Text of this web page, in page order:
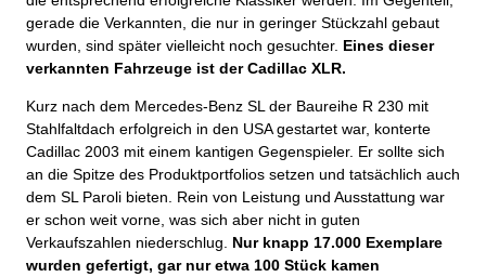
gerade die Verkannten, die nur in geringer Stückzahl gebaut
wurden, sind später vielleicht noch gesuchter. Eines dieser
verkannten Fahrzeuge ist der Cadillac XLR.
Kurz nach dem Mercedes-Benz SL der Baureihe R 230 mit
Stahlfaltdach erfolgreich in den USA gestartet war, konterte
Cadillac 2003 mit einem kantigen Gegenspieler. Er sollte sich
an die Spitze des Produktportfolios setzen und tatsächlich auch
dem SL Paroli bieten. Rein von Leistung und Ausstattung war
er schon weit vorne, was sich aber nicht in guten
Verkaufszahlen niederschlug. Nur knapp 17.000 Exemplare
wurden gefertigt, gar nur etwa 100 Stück kamen